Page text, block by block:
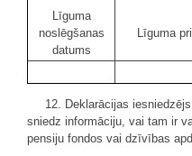
Līguma
noslēgšanas
datums
Līguma
12. Deklarācijas
sniedz informāciju, vai tam ir
pensiju fondos vai dzīvības